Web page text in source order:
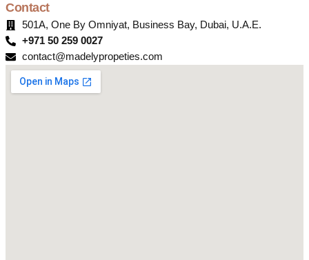
Contact
501A, One By Omniyat, Business Bay, Dubai, U.A.E.
+971 50 259 0027
contact@madelypropeties.com